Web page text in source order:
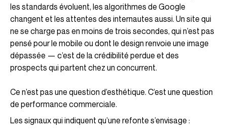
les standards évoluent, les algorithmes de Google
changent et les attentes des internautes aussi. Un site qui
ne se charge pas en moins de trois secondes, qui n’est pas
pensé pour le mobile ou dont le design renvoie une image
dépassée — c’est de la crédibilité perdue et des
prospects qui partent chez un concurrent.
Ce n’est pas une question d’esthétique. C’est une question
de performance commerciale.
Les signaux qui indiquent qu’une refonte s’envisage :